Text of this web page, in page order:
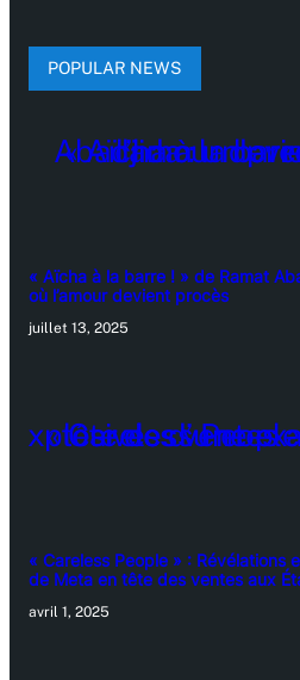
POPULAR NEWS
« Aïcha à la barre ! » de Ramat
où l’amour devient procès
juillet 13, 2025
« Careless People » : Révélations
de Meta en tête des ventes aux
avril 1, 2025